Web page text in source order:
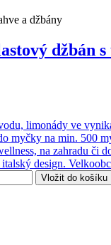
a džbány
džbán s
limonády ve
myčky na min. 500
na zahradu či
design.
Vložit do košíku